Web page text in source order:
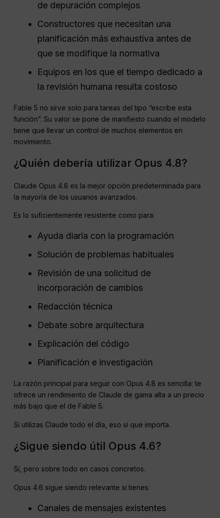
de depuración complejos
Constructores que necesitan una
planificación más exhaustiva antes de
que se modifique la normativa
Equipos en los que el tiempo dedicado a
la revisión humana resulta costoso
Fable 5 no sirve solo para tareas del tipo “escribe esta
función”. Su valor se pone de manifiesto cuando el modelo
tiene que llevar un control de muchos elementos en
movimiento.
¿Quién debería utilizar Opus 4.8?
Claude Opus 4.8 es la mejor opción predeterminada para
la mayoría de los usuarios avanzados.
Es lo suficientemente resistente como para:
Ayuda diaria con la programación
Solución de problemas habituales
Revisión de una solicitud de
incorporación de cambios
Redacción técnica
Debate sobre arquitectura
Explicación del código
Planificación e investigación
La razón principal para seguir con Opus 4.8 es sencilla: te
ofrece un rendimiento de Claude de gama alta a un precio
más bajo que el de Fable 5.
Si utilizas Claude todo el día, eso sí que importa.
¿Sigue siendo útil Opus 4.6?
Sí, pero sobre todo en casos concretos.
Opus 4.6 sigue siendo relevante si tienes:
Canales de mensajes existentes